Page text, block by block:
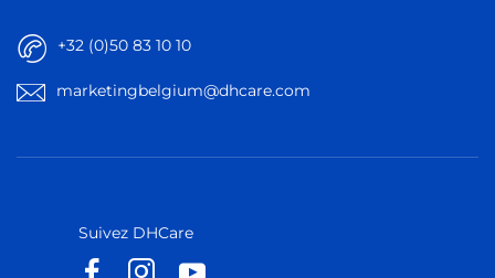
+32 (0)50 83 10 10
marketingbelgium@dhcare.com
Suivez DHCare